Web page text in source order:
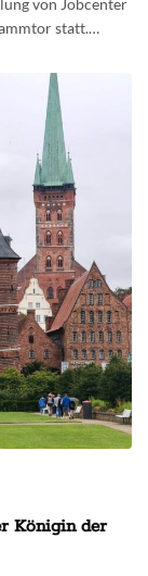
statt.…
Königin der